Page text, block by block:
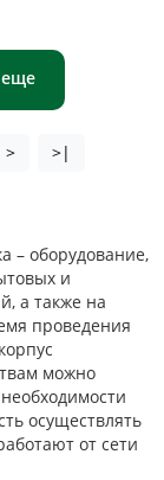
еще
> >|
– оборудование,
и
а также на
проведения
можно
осуществлять
от сети